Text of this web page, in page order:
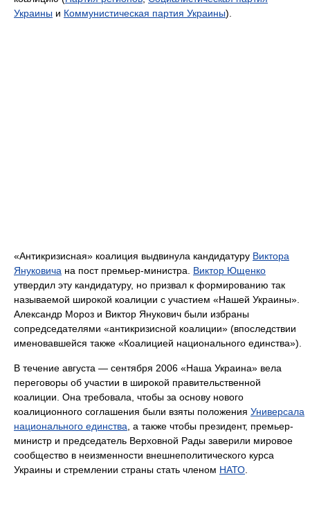
Украины и Коммунистическая партия Украины).
«Антикризисная» коалиция выдвинула кандидатуру Виктора
Януковича на пост премьер-министра. Виктор Ющенко
утвердил эту кандидатуру, но призвал к формированию так
называемой широкой коалиции с участием «Нашей Украины».
Александр Мороз и Виктор Янукович были избраны
сопредседателями «антикризисной коалиции» (впоследствии
именовавшейся также «Коалицией национального единства»).
В течение августа — сентября 2006 «Наша Украина» вела
переговоры об участии в широкой правительственной
коалиции. Она требовала, чтобы за основу нового
коалиционного соглашения были взяты положения Универсала
национального единства , а также чтобы президент, премьер-
министр и председатель Верховной Рады заверили мировое
сообщество в неизменности внешнеполитического курса
Украины и стремлении страны стать членом НАТО